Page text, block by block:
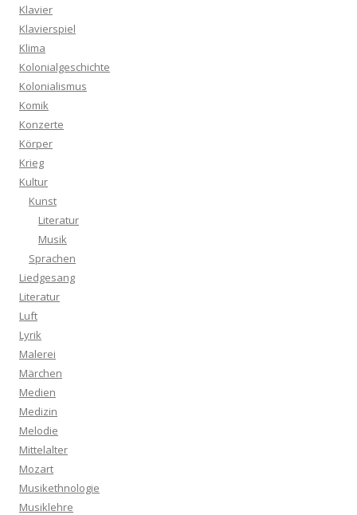
Klavier
Klavierspiel
Klima
Kolonialgeschichte
Kolonialismus
Komik
Konzerte
Körper
Krieg
Kultur
Kunst
Literatur
Musik
Sprachen
Liedgesang
Literatur
Luft
Lyrik
Malerei
Märchen
Medien
Medizin
Melodie
Mittelalter
Mozart
Musikethnologie
Musiklehre